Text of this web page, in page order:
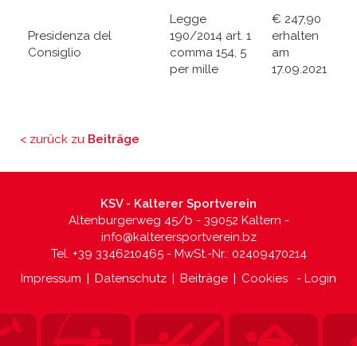
Presidenza del
Consiglio
Legge
190/2014 art. 1
comma 154, 5
per mille
€ 247,90
erhalten
am
17.09.2021
< zurück zu Beiträge
KSV - Kalterer Sportverein
Altenburgerweg 45/b - 39052 Kaltern -
info@kalterersportverein.bz
Tel. +39 3346210465 - MwSt.-Nr.: 02409470214
Impressum | Datenschutz | Beiträge | Cookies - Login